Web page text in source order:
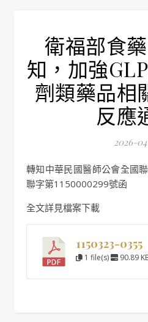
衛福部食
知，加強
劑類藥品相
反應
2026-
轉知中華民國醫師公會全國聯合會115年3月18日全醫
聯字第1150000299號函
全文詳見檔案下載
1150323-0355
1 file(s) 90.89